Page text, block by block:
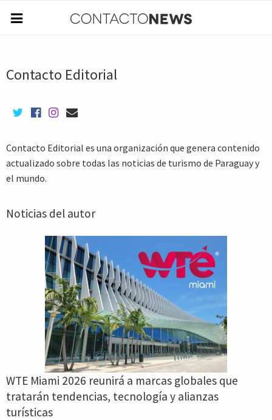
Contacto Editorial
Contacto Editorial es una organización que genera contenido
actualizado sobre todas las noticias de turismo de Paraguay y
el mundo.
Noticias del autor
WTE Miami 2026 reunirá a marcas globales que
tratarán tendencias, tecnología y alianzas
turísticas